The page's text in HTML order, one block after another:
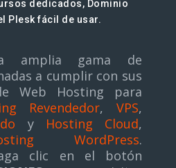
dedicados, Dominio
Plesk fácil de usar.
amplia gama de
a cumplir con sus
Web Hosting para
Revendedor,VPS,
y Hosting Cloud,
WordPress.
clic en el botón